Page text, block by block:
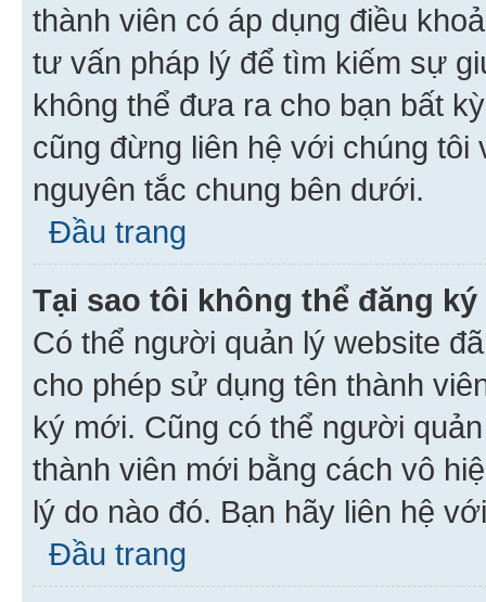
thành viên có áp dụng điều
tư vấn pháp lý để tìm kiếm sự
không thể đưa ra cho bạn bất
cũng đừng liên hệ với chúng
nguyên tắc chung bên dưới.
Đầu trang
Tại sao tôi không thể đăng
Có thể người quản lý website
cho phép sử dụng tên thành
ký mới. Cũng có thể người
thành viên mới bằng cách vô
lý do nào đó. Bạn hãy liên hệ
Đầu trang